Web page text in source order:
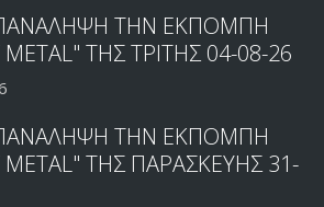
ΤΗΝ ΕΚΠΟΜΠΗ
METAL" ΤΗΣ ΤΡΙΤΗΣ 04-08-26
ΤΗΝ ΕΚΠΟΜΠΗ
METAL" ΤΗΣ ΠΑΡΑΣΚΕΥΗΣ 31-